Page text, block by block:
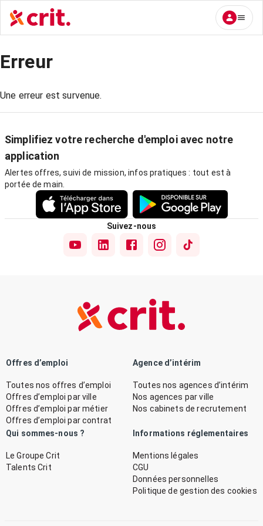
Erreur
Une erreur est survenue.
Simplifiez votre recherche d'emploi avec notre
application
Alertes offres, suivi de mission, infos pratiques : tout est à
portée de main.
Suivez-nous
Offres d’emploi
Toutes nos offres d’emploi
Offres d’emploi par ville
Offres d’emploi par métier
Offres d’emploi par contrat
Agence d’intérim
Toutes nos agences d’intérim
Nos agences par ville
Nos cabinets de recrutement
Qui sommes-nous ?
Le Groupe Crit
Talents Crit
Informations réglementaires
Mentions légales
CGU
Données personnelles
Politique de gestion des cookies